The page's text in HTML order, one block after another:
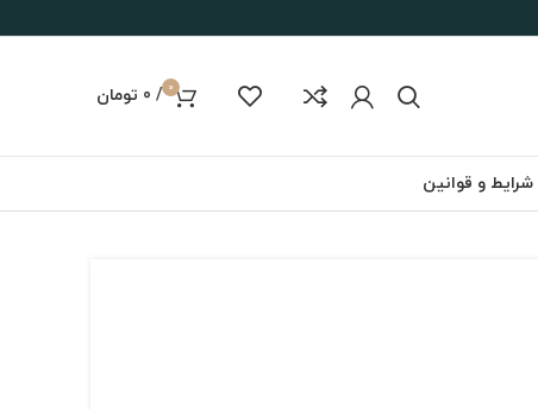
0
/
0 تومان
شرایط و قوانین